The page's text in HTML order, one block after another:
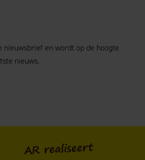
nieuwsbrief en wordt op de hoogte
nieuws.
AR realiseert